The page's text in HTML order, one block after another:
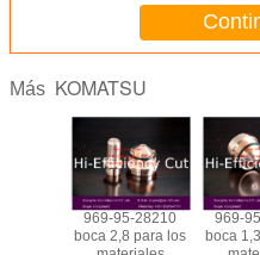
Más KOMATSU
969-95-28210
boca 2,8 para los
969-
boca